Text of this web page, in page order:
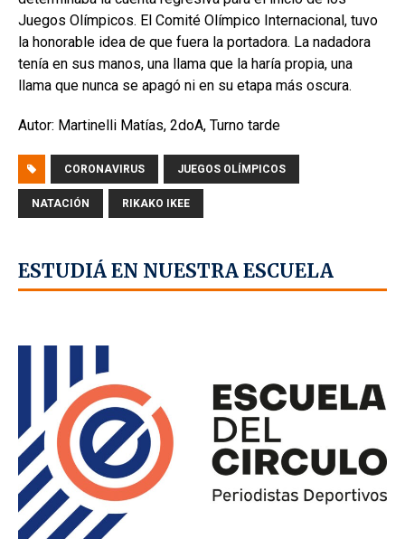
Juegos Olímpicos. El Comité Olímpico Internacional, tuvo
la honorable idea de que fuera la portadora. La nadadora
tenía en sus manos, una llama que la haría propia, una
llama que nunca se apagó ni en su etapa más oscura.
Autor: Martinelli Matías, 2doA, Turno tarde
CORONAVIRUS JUEGOS OLÍMPICOS
NATACIÓN RIKAKO IKEE
ESTUDIÁ EN NUESTRA ESCUELA